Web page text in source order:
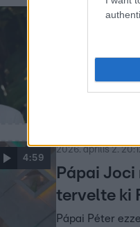
2026. április 9.
Pataki Zita
Nézd meg,
4:59
2026. április 2.
Pápai
tervelte ki
Pápai Péter